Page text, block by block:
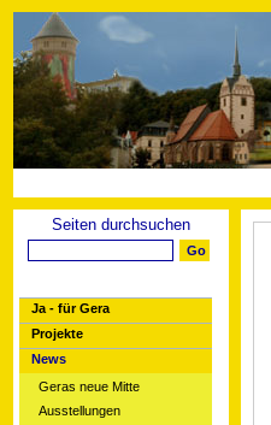
Seiten durchsuchen
Ja - für Gera
Projekte
News
Geras neue Mitte
Ausstellungen